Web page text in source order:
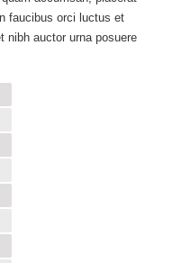
faucibus orci luctus et
nibh auctor urna posuere